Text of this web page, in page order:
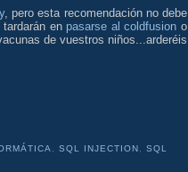
, pero esta recomendación no debe
en pasarse al coldfusion o
de vuestros niños...arderéis
, SQL INJECTION , SQL